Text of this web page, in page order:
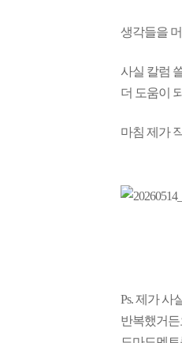
생각들을
사실 칼럼
더 도움이
마침 제가
Ps. 제가 사
반복했거